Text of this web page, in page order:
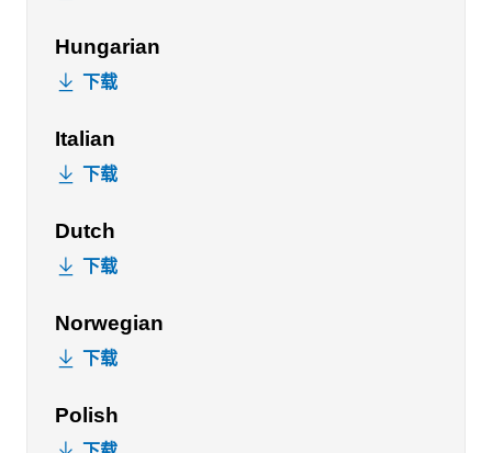
Hungarian
下载
Italian
下载
Dutch
下载
Norwegian
下载
Polish